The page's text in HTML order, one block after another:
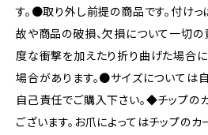
す。●取り外し前提の商品です。付け
故や商品の破損、欠損について一切
度な衝撃を加えたり折り曲げた場合
場合があります。●サイズについては
自己責任でご購入下さい。◆チップの
ございます。お爪によってはチップのカ